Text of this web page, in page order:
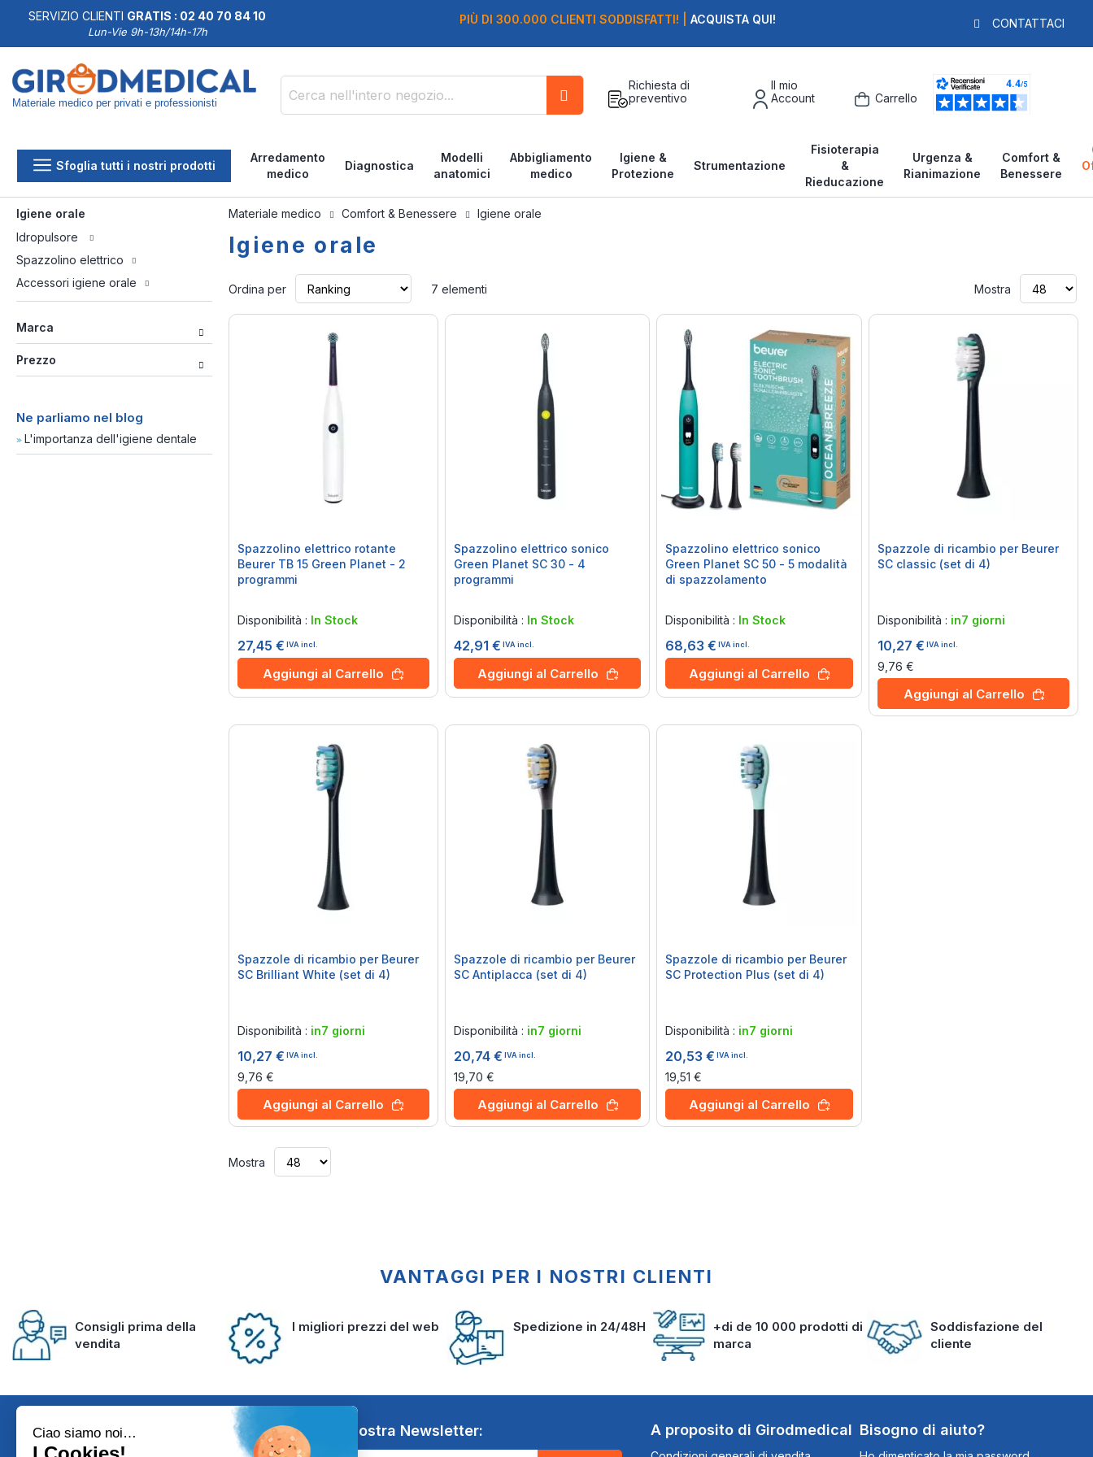
SERVIZIO CLIENTI GRATIS : 02 40 70 84 10
Lun-Vie 9h-13h/14h-17h
O RIMBORSATI PIÙ DI 300.000 CLIENTI SODDISFATTI! | ACQUISTA QUI! PAGA IN 3X
CONTATTACI
Materiale medico per privati e professionisti
Richiesta di
preventivo
Il mio
Account
Carrello
Sfoglia tutti i nostri prodotti
Arredamento
medico
Diagnostica
Modelli
anatomici
Abbigliamento
medico
Igiene &
Protezione
Strumentazione
Fisioterapia
&
Rieducazione
Urgenza &
Rianimazione
Comfort &
Benessere
Materiale medico Comfort & Benessere Igiene orale
Igiene orale
Ordina per
direzione
7 elementi Mostra
Spazzolino elettrico rotante
Beurer TB 15 Green Planet - 2
programmi
Disponibilità : In Stock
27,45 € IVA incl.
Aggiungi al Carrello
Spazzolino elettrico sonico
Green Planet SC 30 - 4
programmi
Disponibilità : In Stock
42,91 € IVA incl.
Aggiungi al Carrello
Spazzolino elettrico sonico
Green Planet SC 50 - 5 modalità
di spazzolamento
Disponibilità : In Stock
68,63 € IVA incl.
Aggiungi al Carrello
Spazzole di ricambio per Beurer
SC classic (set di 4)
Disponibilità : in7 giorni
10,27 € IVA incl.
9,76 €
Aggiungi al Carrello
Spazzole di ricambio per Beurer
SC Brilliant White (set di 4)
Disponibilità : in7 giorni
10,27 € IVA incl.
9,76 €
Aggiungi al Carrello
Spazzole di ricambio per Beurer
SC Antiplacca (set di 4)
Disponibilità : in7 giorni
20,74 € IVA incl.
19,70 €
Aggiungi al Carrello
Spazzole di ricambio per Beurer
SC Protection Plus (set di 4)
Disponibilità : in7 giorni
20,53 € IVA incl.
19,51 €
Aggiungi al Carrello
Mostra
Igiene orale
Idropulsore
Spazzolino elettrico
Accessori igiene orale
Marca
Prezzo
Ne parliamo nel blog
L'importanza dell'igiene dentale
VANTAGGI PER I NOSTRI CLIENTI
Consigli prima della
vendita
I migliori prezzi del web Spedizione in 24/48H
+di de 10 000 prodotti di
marca
Soddisfazione del
cliente
Iscriviti alla nostra Newsletter: A proposito di Girodmedical Bisogno di aiuto?
Ciao siamo noi…